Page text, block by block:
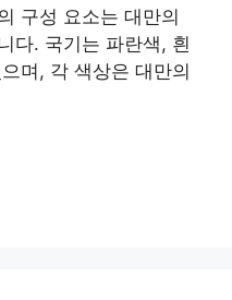
구성 요소는 대만의
다. 국기는 파란색, 흰
며, 각 색상은 대만의